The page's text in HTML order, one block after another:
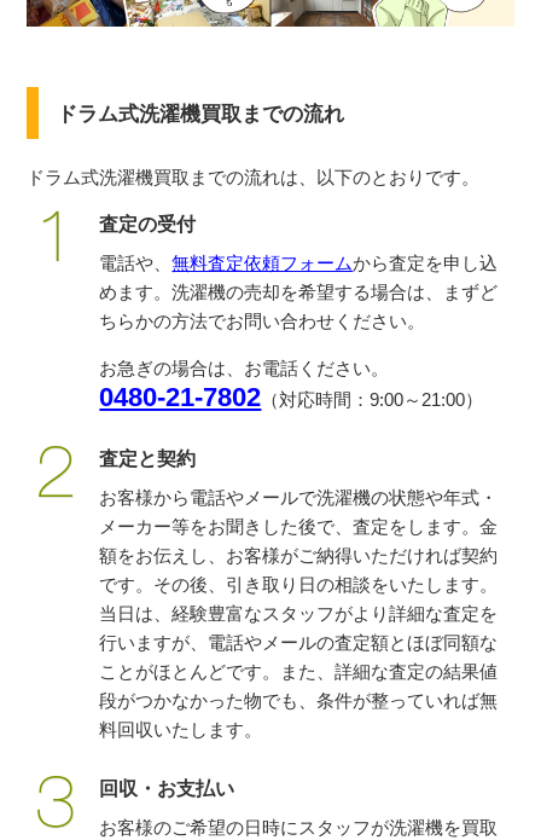
ドラム式洗濯機買取までの流れ
ドラム式洗濯機買取までの流れは、以下のとおりです。
査定の受付
電話や、無料査定依頼フォームから査定を申し込
めます。洗濯機の売却を希望する場合は、まずど
ちらかの方法でお問い合わせください。
お急ぎの場合は、お電話ください。
0480-21-7802 （対応時間：9:00～21:00）
査定と契約
お客様から電話やメールで洗濯機の状態や年式・
メーカー等をお聞きした後で、査定をします。金
額をお伝えし、お客様がご納得いただければ契約
です。その後、引き取り日の相談をいたします。
当日は、経験豊富なスタッフがより詳細な査定を
行いますが、電話やメールの査定額とほぼ同額な
ことがほとんどです。また、詳細な査定の結果値
段がつかなかった物でも、条件が整っていれば無
料回収いたします。
回収・お支払い
お客様のご希望の日時にスタッフが洗濯機を買取